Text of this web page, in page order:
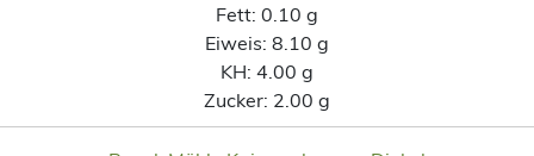
Fett: 0.10 g
Eiweis: 8.10 g
KH: 4.00 g
Zucker: 2.00 g